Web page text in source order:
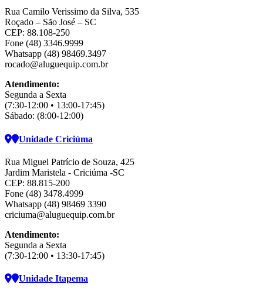
Rua Camilo Verissimo da Silva, 535
Roçado – São José – SC
CEP: 88.108-250
Fone (48) 3346.9999
Whatsapp (48) 98469.3497
rocado@aluguequip.com.br
Atendimento:
Segunda a Sexta
(7:30-12:00 • 13:00-17:45)
Sábado: (8:00-12:00)
Unidade Criciúma
Rua Miguel Patrício de Souza, 425
Jardim Maristela - Criciúma -SC
CEP: 88.815-200
Fone (48) 3478.4999
Whatsapp (48) 98469 3390
criciuma@aluguequip.com.br
Atendimento:
Segunda a Sexta
(7:30-12:00 • 13:30-17:45)
Unidade Itapema